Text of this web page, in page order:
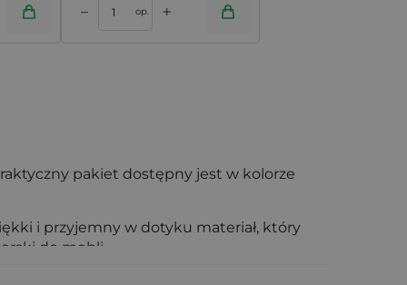
– op. +
pakiet dostępny jest w kolorze
i przyjemny w dotyku materiał, który
do mebli.